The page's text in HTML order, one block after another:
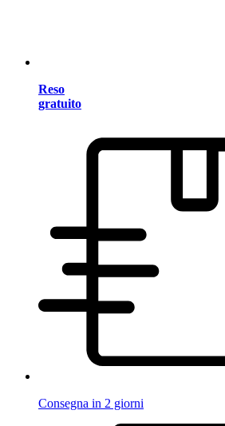
Reso
gratuito
Consegna in 2 giorni